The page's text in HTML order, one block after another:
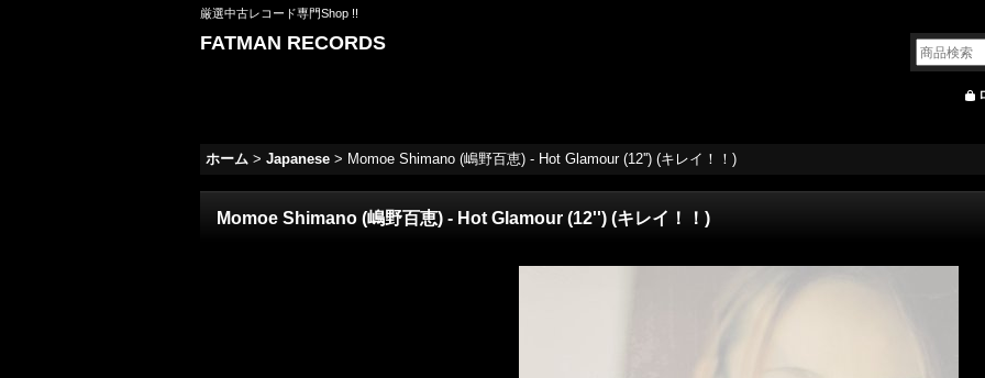
厳選中古レコード専門Shop !!
FATMAN RECORDS
ホーム > Japanese > Momoe Shimano (嶋野百恵) - Hot Glamour (12'') (キレイ！！)
Momoe Shimano (嶋野百恵) - Hot Glamour (12'') (キレイ！！)